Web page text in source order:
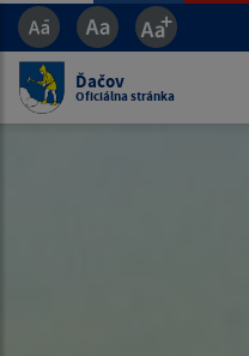
Ďačov
Oficiálna stránka